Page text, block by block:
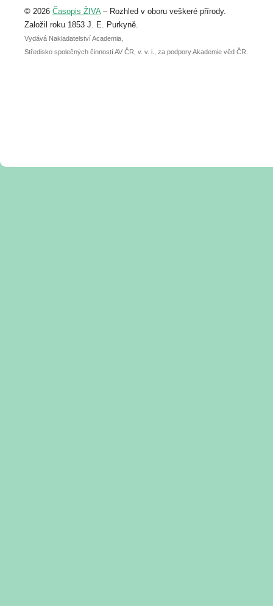
abstraktu přihlášené přednášky nebo
posteru je už 30. června.
© 2026 Časopis ŽIVA– Rozhled v oboru veškeré přírody.
Založil roku 1853 J. E. Purkyně.
Vydává Nakladatelství Academia,
Středisko společných činností AV ČR, v. v. i., za podpory Akademie věd ČR.